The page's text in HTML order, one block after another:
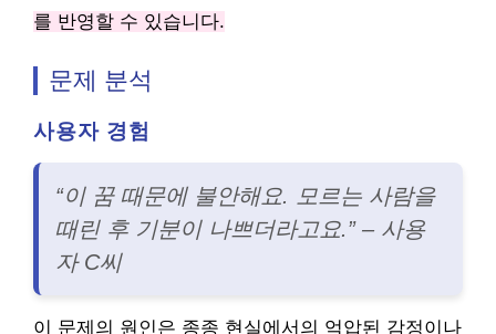
를 반영할 수 있습니다.
문제 분석
사용자 경험
“이 꿈 때문에 불안해요. 모르는 사람을
때린 후 기분이 나쁘더라고요.” – 사용
자 C씨
이 문제의 원인은 종종 현실에서의 억압된 감정이나